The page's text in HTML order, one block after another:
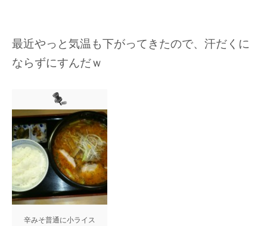
最近やっと気温も下がってきたので、汗だくに
ならずにすんだｗ
辛みそ普通に小ライス